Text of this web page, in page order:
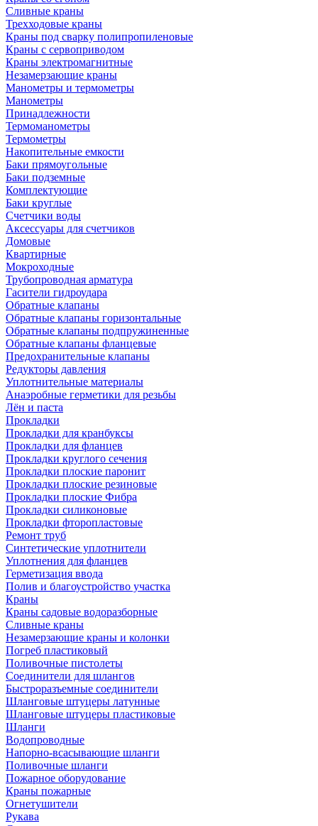
Сливные краны
Трехходовые краны
Краны под сварку полипропиленовые
Краны с сервоприводом
Краны электромагнитные
Незамерзающие краны
Манометры и термометры
Манометры
Принадлежности
Термоманометры
Термометры
Накопительные емкости
Баки прямоугольные
Баки подземные
Комплектующие
Баки круглые
Счетчики воды
Аксессуары для счетчиков
Домовые
Квартирные
Мокроходные
Трубопроводная арматура
Гасители гидроудара
Обратные клапаны
Обратные клапаны горизонтальные
Обратные клапаны подпружиненные
Обратные клапаны фланцевые
Предохранительные клапаны
Редукторы давления
Уплотнительные материалы
Анаэробные герметики для резьбы
Лён и паста
Прокладки
Прокладки для кранбуксы
Прокладки для фланцев
Прокладки круглого сечения
Прокладки плоские паронит
Прокладки плоские резиновые
Прокладки плоские Фибра
Прокладки силиконовые
Прокладки фторопластовые
Ремонт труб
Синтетические уплотнители
Уплотнения для фланцев
Герметизация ввода
Полив и благоустройство участка
Краны
Краны садовые водоразборные
Сливные краны
Незамерзающие краны и колонки
Погреб пластиковый
Поливочные пистолеты
Соединители для шлангов
Быстроразъемные соединители
Шланговые штуцеры латунные
Шланговые штуцеры пластиковые
Шланги
Водопроводные
Напорно-всасывающие шланги
Поливочные шланги
Пожарное оборудование
Краны пожарные
Огнетушители
Рукава